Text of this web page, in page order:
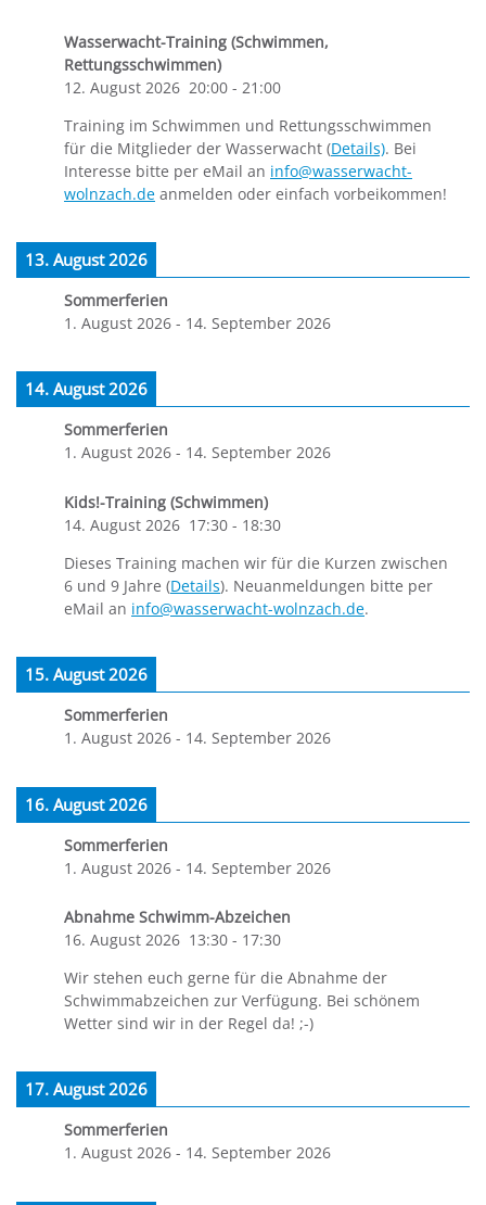
Wasserwacht-Training (Schwimmen,
Rettungsschwimmen)
12. August 2026 20:00 - 21:00
Training im Schwimmen und Rettungsschwimmen
für die Mitglieder der Wasserwacht (Details). Bei
Interesse bitte per eMail an info@wasserwacht-
wolnzach.de anmelden oder einfach vorbeikommen!
13. August 2026
Sommerferien
1. August 2026 - 14. September 2026
14. August 2026
Sommerferien
1. August 2026 - 14. September 2026
Kids!-Training (Schwimmen)
14. August 2026 17:30 - 18:30
Dieses Training machen wir für die Kurzen zwischen
6 und 9 Jahre (Details). Neuanmeldungen bitte per
eMail an info@wasserwacht-wolnzach.de.
15. August 2026
Sommerferien
1. August 2026 - 14. September 2026
16. August 2026
Sommerferien
1. August 2026 - 14. September 2026
Abnahme Schwimm-Abzeichen
16. August 2026 13:30 - 17:30
Wir stehen euch gerne für die Abnahme der
Schwimmabzeichen zur Verfügung. Bei schönem
Wetter sind wir in der Regel da! ;-)
17. August 2026
Sommerferien
1. August 2026 - 14. September 2026